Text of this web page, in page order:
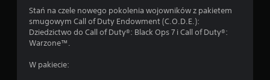
Stań na czele nowego pokolenia wojowników z pakietem
smugowym Call of Duty Endowment (C.O.D.E.):
Dziedzictwo do Call of Duty®: Black Ops 7 i Call of Duty®:
Warzone™.
W pakiecie: